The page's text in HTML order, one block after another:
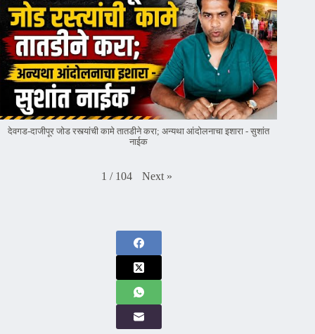
देवगड-दाजीपूर जोड रस्त्यांची कामे तातडीने करा; अन्यथा आंदोलनाचा इशारा - सुशांत
नाईक
1 / 104 Next »